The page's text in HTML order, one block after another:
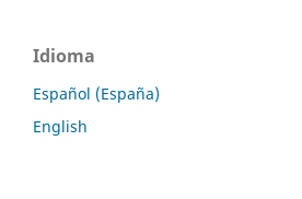
Idioma
Español (España)
English